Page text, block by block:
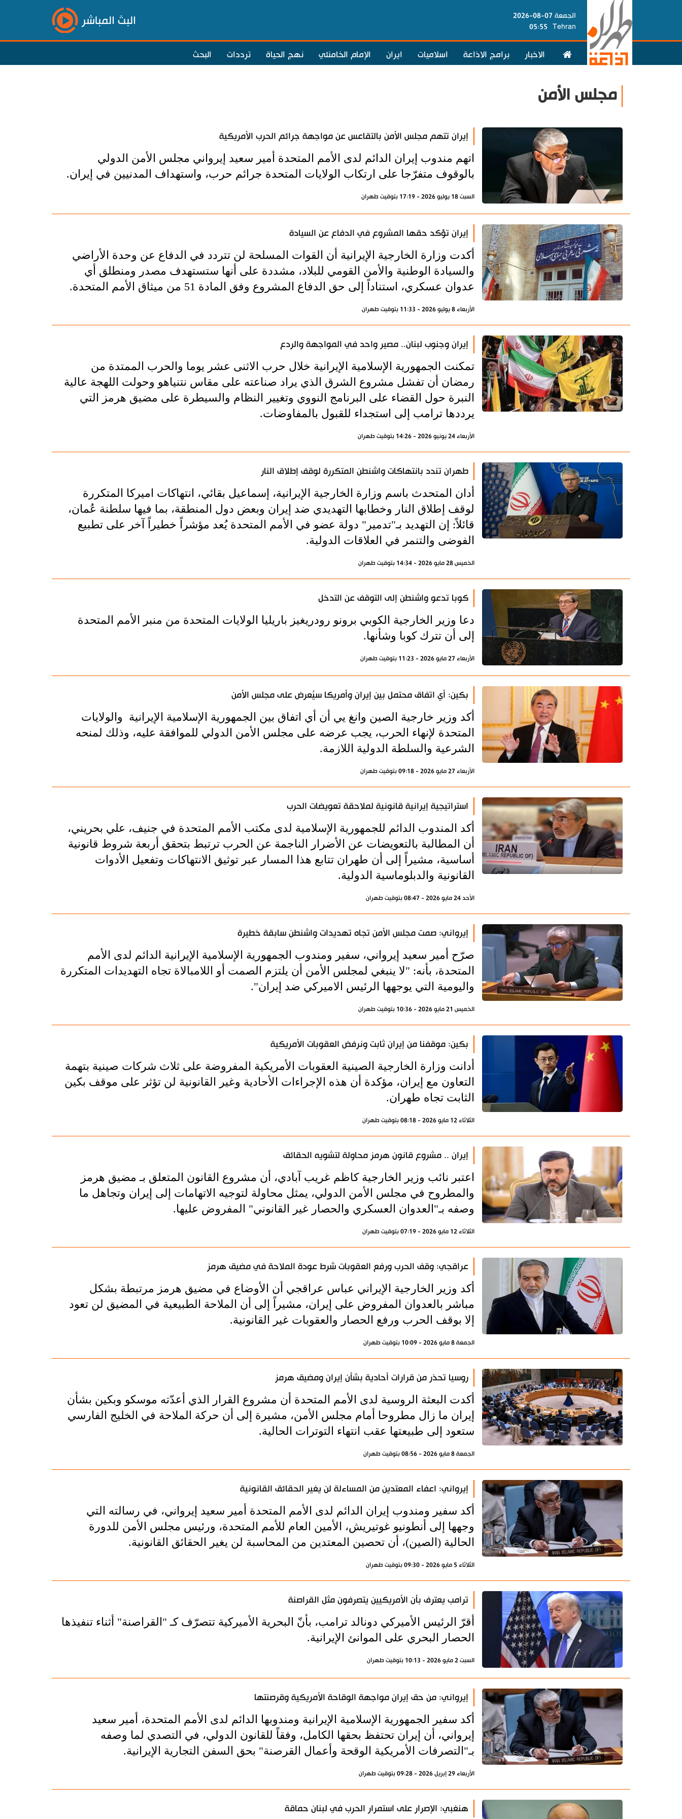
الجمعة 07-08-2026
Tehran
05:55 البث المباشر
الاخبار برامج الاذاعة اسلاميات ايران الإمام الخامنئي نهج الحياة ترددات البحث
مجلس الأمن
إيران تتهم مجلس الأمن بالتقاعس عن مواجهة جرائم الحرب الأمريكية
اتهم مندوب إيران الدائم لدى الأمم المتحدة أمير سعيد إيرواني مجلس الأمن الدولي
بالوقوف متفرّجا على ارتكاب الولايات المتحدة جرائم حرب، واستهداف المدنيين في إيران.
السبت 18 يوليو 2026 - 17:19 بتوقيت طهران
إيران تؤكد حقها المشروع في الدفاع عن السيادة
أكدت وزارة الخارجية الإيرانية أن القوات المسلحة لن تتردد في الدفاع عن وحدة الأراضي
والسيادة الوطنية والأمن القومي للبلاد، مشددة على أنها ستستهدف مصدر ومنطلق أي
عدوان عسكري، استناداً إلى حق الدفاع المشروع وفق المادة 51 من ميثاق الأمم المتحدة.
الأربعاء 8 يوليو 2026 - 11:33 بتوقيت طهران
إيران وجنوب لبنان.. مصير واحد في المواجهة والردع
تمكنت الجمهورية الإسلامية الإيرانية خلال حرب الاثنى عشر يوما والحرب الممتدة من
رمضان أن تفشل مشروع الشرق الذي يراد صناعته على مقاس نتنياهو وحولت اللهجة عالية
النبرة حول القضاء على البرنامج النووي وتغيير النظام والسيطرة على مضيق هرمز التي
يرددها ترامب إلى استجداء للقبول بالمفاوضات.
الأربعاء 24 يونيو 2026 - 14:26 بتوقيت طهران
طهران تندد بانتهاكات واشنطن المتكررة لوقف إطلاق النار
أدان المتحدث باسم وزارة الخارجية الإيرانية، إسماعيل بقائي، انتهاكات اميركا المتكررة
لوقف إطلاق النار وخطابها التهديدي ضد إيران وبعض دول المنطقة، بما فيها سلطنة عُمان،
قائلاً: إن التهديد بـ"تدمير" دولة عضو في الأمم المتحدة يُعد مؤشراً خطيراً آخر على تطبيع
الفوضى والتنمر في العلاقات الدولية.
الخميس 28 مايو 2026 - 14:34 بتوقيت طهران
كوبا تدعو واشنطن إلى التوقف عن التدخل
دعا وزير الخارجية الكوبي برونو رودريغيز باريليا الولايات المتحدة من منبر الأمم المتحدة
إلى أن تترك كوبا وشأنها.
الأربعاء 27 مايو 2026 - 11:23 بتوقيت طهران
بكين: أي اتفاق محتمل بين إيران وأمريكا سيُعرض على مجلس الأمن
أكد وزير خارجية الصين وانغ يي أن أي اتفاق بين الجمهورية الإسلامية الإيرانية والولايات
المتحدة لإنهاء الحرب، يجب عرضه على مجلس الأمن الدولي للموافقة عليه، وذلك لمنحه
الشرعية والسلطة الدولية اللازمة.
الأربعاء 27 مايو 2026 - 09:18 بتوقيت طهران
استراتيجية إيرانية قانونية لملاحقة تعويضات الحرب
أكد المندوب الدائم للجمهورية الإسلامية لدى مكتب الأمم المتحدة في جنيف، علي بحريني،
أن المطالبة بالتعويضات عن الأضرار الناجمة عن الحرب ترتبط بتحقق أربعة شروط قانونية
أساسية، مشيراً إلى أن طهران تتابع هذا المسار عبر توثيق الانتهاكات وتفعيل الأدوات
القانونية والدبلوماسية الدولية.
الأحد 24 مايو 2026 - 08:47 بتوقيت طهران
إيرواني: صمت مجلس الأمن تجاه تهديدات واشنطن سابقة خطيرة
صرّح أمير سعيد إيرواني، سفير ومندوب الجمهورية الإسلامية الإيرانية الدائم لدى الأمم
المتحدة، بأنه: "لا ينبغي لمجلس الأمن أن يلتزم الصمت أو اللامبالاة تجاه التهديدات المتكررة
واليومية التي يوجهها الرئيس الاميركي ضد إيران".
الخميس 21 مايو 2026 - 10:36 بتوقيت طهران
بكين: موقفنا من إيران ثابت ونرفض العقوبات الأمريكية
أدانت وزارة الخارجية الصينية العقوبات الأمريكية المفروضة على ثلاث شركات صينية بتهمة
التعاون مع إيران، مؤكدة أن هذه الإجراءات الأحادية وغير القانونية لن تؤثر على موقف بكين
الثابت تجاه طهران.
الثلاثاء 12 مايو 2026 - 08:18 بتوقيت طهران
إيران .. مشروع قانون هرمز محاولة لتشويه الحقائق
اعتبر نائب وزير الخارجية كاظم غريب آبادي، أن مشروع القانون المتعلق بـ مضيق هرمز
والمطروح في مجلس الأمن الدولي، يمثل محاولة لتوجيه الاتهامات إلى إيران وتجاهل ما
وصفه بـ"العدوان العسكري والحصار غير القانوني" المفروض عليها.
الثلاثاء 12 مايو 2026 - 07:19 بتوقيت طهران
عراقجي: وقف الحرب ورفع العقوبات شرط عودة الملاحة في مضيق هرمز
أكد وزير الخارجية الإيراني عباس عراقجي أن الأوضاع في مضيق هرمز مرتبطة بشكل
مباشر بالعدوان المفروض على إيران، مشيراً إلى أن الملاحة الطبيعية في المضيق لن تعود
إلا بوقف الحرب ورفع الحصار والعقوبات غير القانونية.
الجمعة 8 مايو 2026 - 10:09 بتوقيت طهران
روسيا تحذر من قرارات أحادية بشأن إيران ومضيق هرمز
أكدت البعثة الروسية لدى الأمم المتحدة أن مشروع القرار الذي أعدّته موسكو وبكين بشأن
إيران ما زال مطروحا أمام مجلس الأمن، مشيرة إلى أن حركة الملاحة في الخليج الفارسي
ستعود إلى طبيعتها عقب انتهاء التوترات الحالية.
الجمعة 8 مايو 2026 - 08:56 بتوقيت طهران
إيرواني: اعفاء المعتدين من المساءلة لن يغير الحقائق القانونية
أكد سفير ومندوب إيران الدائم لدى الأمم المتحدة أمير سعيد إيرواني، في رسالته التي
وجهها إلى أنطونيو غوتيريش، الأمين العام للأمم المتحدة، ورئيس مجلس الأمن للدورة
الحالية (الصين)، أن تحصين المعتدين من المحاسبة لن يغير الحقائق القانونية.
الثلاثاء 5 مايو 2026 - 09:30 بتوقيت طهران
ترامب يعترف بأن الأمريكيين يتصرفون مثل القراصنة
أقرّ الرئيس الأميركي دونالد ترامب، بأنّ البحرية الأميركية تتصرّف كـ "القراصنة" أثناء تنفيذها
الحصار البحري على الموانئ الإيرانية.
السبت 2 مايو 2026 - 10:13 بتوقيت طهران
إيرواني: من حق إيران مواجهة الوقاحة الأمريكية وقرصنتها
أكد سفير الجمهورية الإسلامية الإيرانية ومندوبها الدائم لدى الأمم المتحدة، أمير سعيد
إيرواني، أن إيران تحتفظ بحقها الكامل، وفقاً للقانون الدولي، في التصدي لما وصفه
بـ"التصرفات الأمريكية الوقحة وأعمال القرصنة" بحق السفن التجارية الإيرانية.
الأربعاء 29 إبريل 2026 - 09:28 بتوقيت طهران
هنغبي: الإصرار على استمرار الحرب في لبنان حماقة